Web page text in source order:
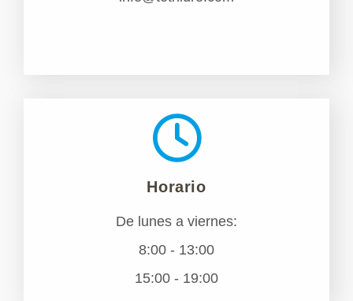
Horario
De lunes a viernes:
8:00 - 13:00
15:00 - 19:00